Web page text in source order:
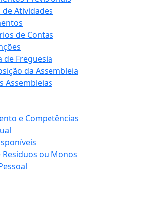
de Atividades
de Contas
de Freguesia
da Assembleia
Assembleias
e Competências
Residuos ou Monos